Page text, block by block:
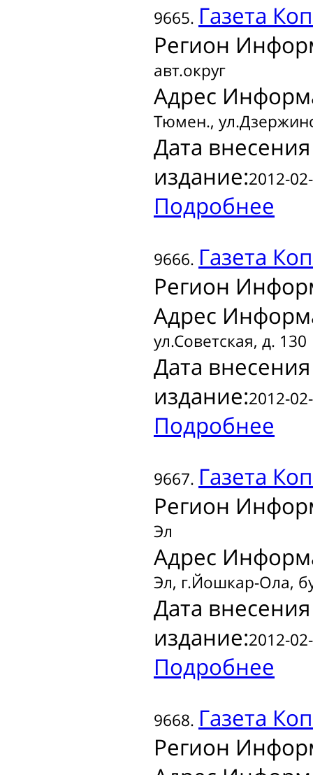
9665. Газета
Регион
авт.округ
Адрес
Тюмен.,
Дата
издание:2012-
Подробнее
9666. Газета
Регион
Адрес
ул.Советская, д. 130
Дата
издание:2012-
Подробнее
9667. Газета
Регион
Эл
Адрес
Эл, г.Йошкар-Ола,
Дата
издание:2012-
Подробнее
9668. Газета
Регион